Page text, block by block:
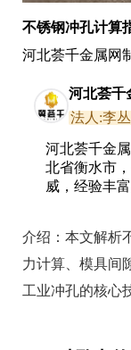
不锈钢冲孔计算
河北荟千金属网
河北荟千
法人:李
河北荟千金
北省衡水市
威，经验丰富
介绍： 本文解析
力计算、模具间
工业冲孔的核心